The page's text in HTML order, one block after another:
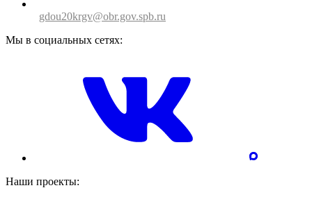
gdou20krgv@obr.gov.spb.ru
Мы в социальных сетях:
Наши проекты: